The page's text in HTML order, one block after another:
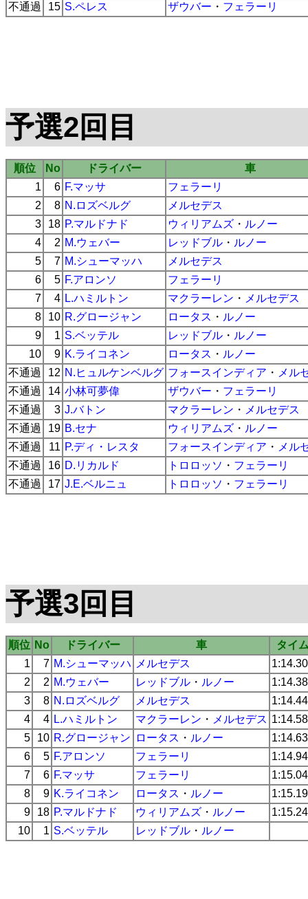
不通過
15 S.ペレス ザウバー ・ フェラーリ
予選2回目
順位 No ドライバー
車
1
6 F.マッサ
フェラーリ
2
8 N.ロズベルグ
メルセデス
3
18 P.マルドナド ウィリアムズ ・ ルノー
4
2 M.ウェバー レッドブル ・ ルノー
5
7 M.シューマッハ
メルセデス
6
5 F.アロンソ
フェラーリ
7
4 L.ハミルトン マクラーレン ・ メルセデス
8
10 R.グロージャン ロータス ・ ルノー
9
1 S.ベッテル レッドブル ・ ルノー
10
9 K.ライコネン ロータス ・ ルノー
不通過
12 N.ヒュルケンベルグ フォースインディア ・ メル
不通過
14 小林可夢偉 ザウバー ・ フェラーリ
不通過
3 J.バトン マクラーレン ・ メルセデス
不通過
19 B.セナ ウィリアムズ ・ ルノー
不通過
11 P.ディ・レスタ フォースインディア ・ メル
不通過
16 D.リカルド トロロッソ ・ フェラーリ
不通過
17 J.E.ベルニュ トロロッソ ・ フェラーリ
予選3回目
順位 No ドライバー 車
タイ
1
7 M.シューマッハ メルセデス
2
2 M.ウェバー レッドブル ・ ルノー
3
8 N.ロズベルグ メルセデス
4
4 L.ハミルトン マクラーレン ・ メルセデス
5
10 R.グロージャン ロータス ・ ルノー
6
5 F.アロンソ フェラーリ
7
6 F.マッサ フェラーリ
8
9 K.ライコネン ロータス ・ ルノー
9
18 P.マルドナド ウィリアムズ ・ ルノー
10
1 S.ベッテル レッドブル ・ ルノー